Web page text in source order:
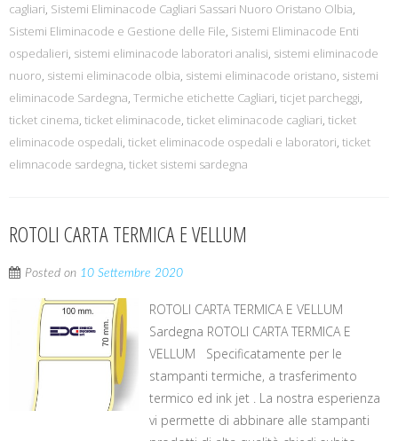
cagliari, Sistemi Eliminacode Cagliari Sassari Nuoro Oristano Olbia,
Sistemi Eliminacode e Gestione delle File, Sistemi Eliminacode Enti
ospedalieri, sistemi eliminacode laboratori analisi, sistemi eliminacode
nuoro, sistemi eliminacode olbia, sistemi eliminacode oristano, sistemi
eliminacode Sardegna, Termiche etichette Cagliari, ticjet parcheggi,
ticket cinema, ticket eliminacode, ticket eliminacode cagliari, ticket
eliminacode ospedali, ticket eliminacode ospedali e laboratori, ticket
elimnacode sardegna, ticket sistemi sardegna
ROTOLI CARTA TERMICA E VELLUM
Posted on 10 Settembre 2020
ROTOLI CARTA TERMICA E VELLUM
Sardegna ROTOLI CARTA TERMICA E
VELLUM Specificatamente per le
stampanti termiche, a trasferimento
termico ed ink jet . La nostra esperienza
vi permette di abbinare alle stampanti